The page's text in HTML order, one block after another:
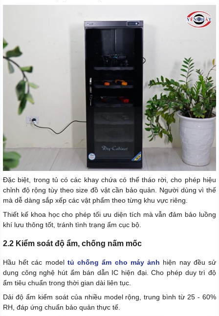
Đặc biệt, trong tủ có các khay chứa có thể tháo rời, cho phép hiệu
chỉnh độ rộng tùy theo size đồ vật cần bảo quản. Người dùng vì thế
mà dễ dàng sắp xếp các vật phẩm theo từng khu vực riêng.
Thiết kế khoa học cho phép tối ưu diện tích mà vẫn đảm bảo luồng
khí lưu thông tốt, tránh tình trạng ẩm cục bộ.
2.2 Kiểm soát độ ẩm, chống nấm mốc
Hầu hết các model tủ chống ẩm cho máy ảnh hiện nay đều sử
dụng công nghệ hút ẩm bán dẫn IC hiện đại. Cho phép duy trì độ
ẩm tiêu chuẩn trong thời gian dài liên tục.
Dải độ ẩm kiểm soát của nhiều model rộng, trung bình từ 25 - 60%
RH, đáp ứng chuẩn bảo quản thực tế.